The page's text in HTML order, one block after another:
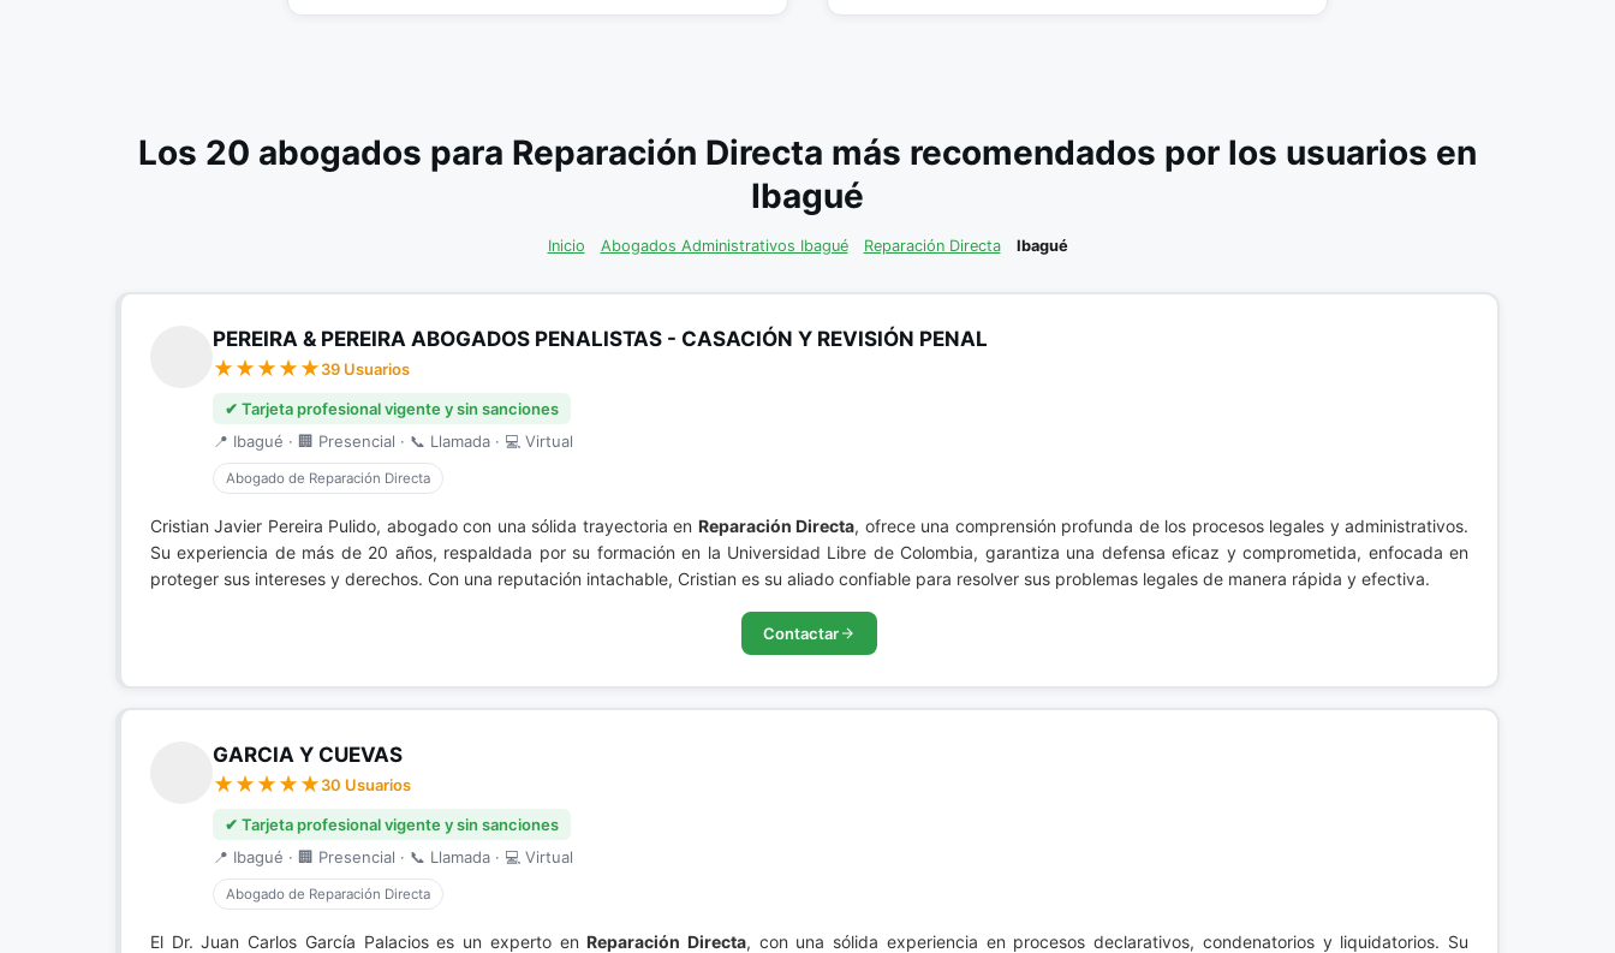
Los 20 abogados para Reparación Directa más recomendados por los usuarios en
Ibagué
Inicio Abogados Administrativos Ibagué Reparación Directa Ibagué
PEREIRA & PEREIRA ABOGADOS PENALISTAS - CASACIÓN Y REVISIÓN PENAL
39 Usuarios
✔ Tarjeta profesional vigente y sin sanciones
📍 Ibagué · 🏢 Presencial · 📞 Llamada · 💻 Virtual
Abogado de Reparación Directa
Cristian Javier Pereira Pulido, abogado con una sólida trayectoria en Reparación Directa, ofrece una comprensión profunda de los procesos legales y administrativos.
Su experiencia de más de 20 años, respaldada por su formación en la Universidad Libre de Colombia, garantiza una defensa eficaz y comprometida, enfocada en
proteger sus intereses y derechos. Con una reputación intachable, Cristian es su aliado confiable para resolver sus problemas legales de manera rápida y efectiva.
Contactar
GARCIA Y CUEVAS
30 Usuarios
✔ Tarjeta profesional vigente y sin sanciones
📍 Ibagué · 🏢 Presencial · 📞 Llamada · 💻 Virtual
Abogado de Reparación Directa
El Dr. Juan Carlos García Palacios es un experto enReparación Directa, con una sólida experiencia en procesos declarativos, condenatorios y liquidatorios. Su